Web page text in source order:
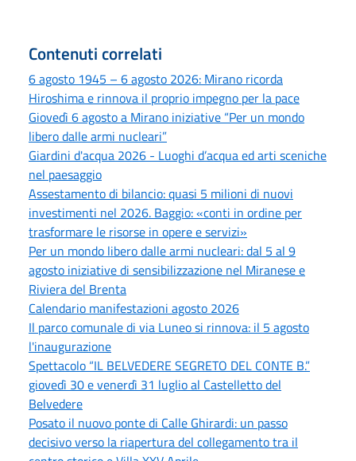
Contenuti correlati
6 agosto 1945 – 6 agosto 2026: Mirano ricorda
Hiroshima e rinnova il proprio impegno per la pace
Giovedì 6 agosto a Mirano iniziative “Per un mondo
libero dalle armi nucleari”
Giardini d'acqua 2026 - Luoghi d’acqua ed arti sceniche
nel paesaggio
Assestamento di bilancio: quasi 5 milioni di nuovi
investimenti nel 2026. Baggio: «conti in ordine per
trasformare le risorse in opere e servizi»
Per un mondo libero dalle armi nucleari: dal 5 al 9
agosto iniziative di sensibilizzazione nel Miranese e
Riviera del Brenta
Calendario manifestazioni agosto 2026
Il parco comunale di via Luneo si rinnova: il 5 agosto
l'inaugurazione
Spettacolo “IL BELVEDERE SEGRETO DEL CONTE B.”
giovedì 30 e venerdì 31 luglio al Castelletto del
Belvedere
Posato il nuovo ponte di Calle Ghirardi: un passo
decisivo verso la riapertura del collegamento tra il